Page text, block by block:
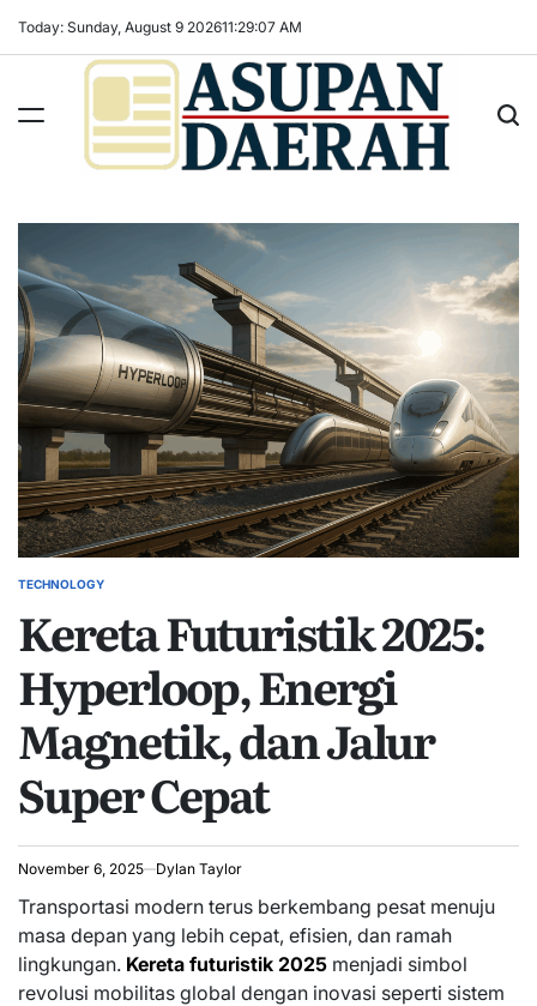
Today: Sunday, August 9 202611:29:08 AM
untuk
Daerah
Sekitarnya
POSTED
TECHNOLOGY
Kereta Futuristik 2025:
Hyperloop, Energi
Magnetik, dan Jalur
Super Cepat
November 6, 2025 Dylan Taylor
Transportasi modern terus berkembang pesat menuju
masa depan yang lebih cepat, efisien, dan ramah
lingkungan. Kereta futuristik 2025 menjadi simbol
revolusi mobilitas global dengan inovasi seperti sistem